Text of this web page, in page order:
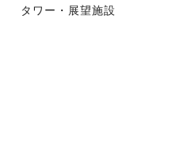
タワー・展望施設